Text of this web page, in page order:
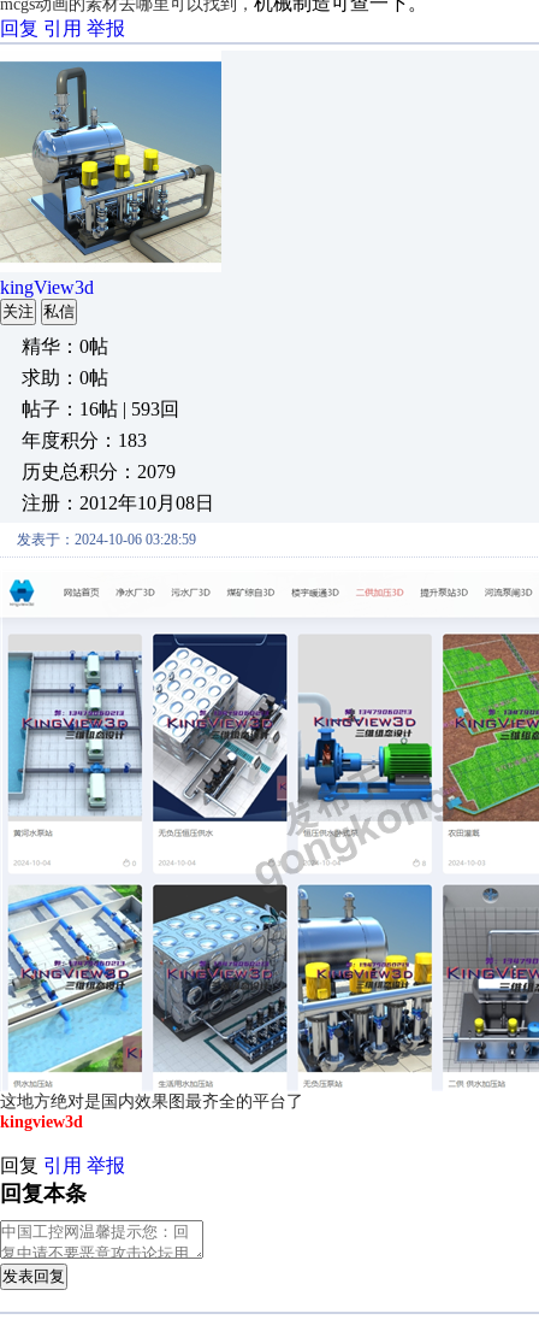
mcgs动画的素材去哪里可以找到，
回复 引用 举报
kingView3d
关注 私信
精华：0帖
求助：0帖
帖子：16帖 | 593回
年度积分：183
历史总积分：2079
注册：2012年10月08日
发表于：2024-10-06 03:28:59
这地方绝对是国内效果图最齐全的平台了
kingview3d
回复 引用 举报
回复本条
发表回复